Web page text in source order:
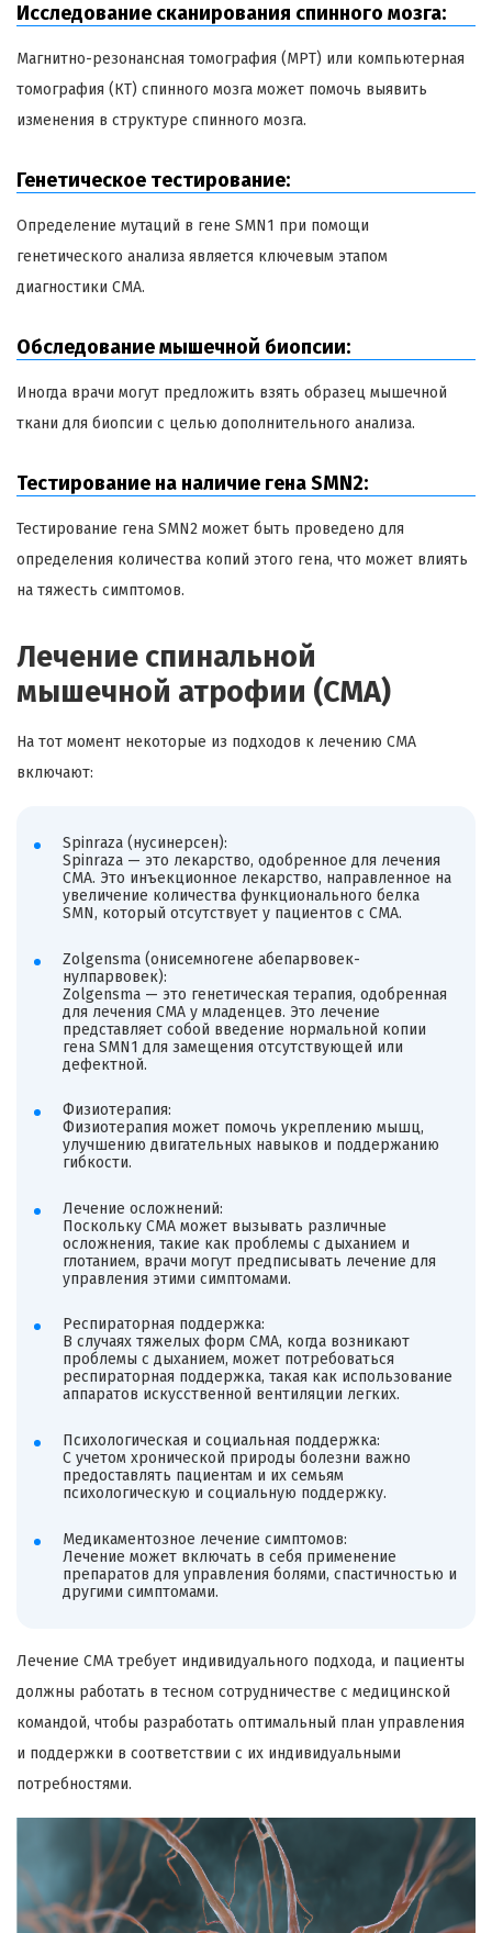
Исследование сканирования спинного мозга:
Магнитно-резонансная томография (МРТ) или компьютерная
томография (КТ) спинного мозга может помочь выявить
изменения в структуре спинного мозга.
Генетическое тестирование:
Определение мутаций в гене SMN1 при помощи
генетического анализа является ключевым этапом
диагностики СМА.
Обследование мышечной биопсии:
Иногда врачи могут предложить взять образец мышечной
ткани для биопсии с целью дополнительного анализа.
Тестирование на наличие гена SMN2:
Тестирование гена SMN2 может быть проведено для
определения количества копий этого гена, что может влиять
на тяжесть симптомов.
Лечение спинальной
мышечной атрофии (СМА)
На тот момент некоторые из подходов к лечению СМА
включают:
Spinraza (нусинерсен):
Spinraza — это лекарство, одобренное для лечения
СМА. Это инъекционное лекарство, направленное на
увеличение количества функционального белка
SMN, который отсутствует у пациентов с СМА.
Zolgensma (онисемногене абепарвовек-
нулпарвовек):
Zolgensma — это генетическая терапия, одобренная
для лечения СМА у младенцев. Это лечение
представляет собой введение нормальной копии
гена SMN1 для замещения отсутствующей или
дефектной.
Физиотерапия:
Физиотерапия может помочь укреплению мышц,
улучшению двигательных навыков и поддержанию
гибкости.
Лечение осложнений:
Поскольку СМА может вызывать различные
осложнения, такие как проблемы с дыханием и
глотанием, врачи могут предписывать лечение для
управления этими симптомами.
Респираторная поддержка:
В случаях тяжелых форм СМА, когда возникают
проблемы с дыханием, может потребоваться
респираторная поддержка, такая как использование
аппаратов искусственной вентиляции легких.
Психологическая и социальная поддержка:
С учетом хронической природы болезни важно
предоставлять пациентам и их семьям
психологическую и социальную поддержку.
Медикаментозное лечение симптомов:
Лечение может включать в себя применение
препаратов для управления болями, спастичностью и
другими симптомами.
Лечение СМА требует индивидуального подхода, и пациенты
должны работать в тесном сотрудничестве с медицинской
командой, чтобы разработать оптимальный план управления
и поддержки в соответствии с их индивидуальными
потребностями.